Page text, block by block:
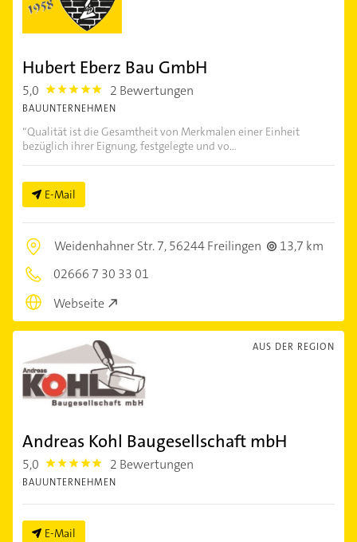
Hubert Eberz Bau GmbH
5,0 5.0 2 Bewertungen
BAUUNTERNEHMEN
“Qualität ist die Gesamtheit von Merkmalen einer Einheit
bezüglich ihrer Eignung, festgelegte und vo...
E-Mail
Weidenhahner Str. 7,56244 Freilingen
13,7 km
02666 7 30 33 01
Webseite
AUS DER REGION
Andreas Kohl Baugesellschaft mbH
5,0 5.0 2 Bewertungen
BAUUNTERNEHMEN
E-Mail